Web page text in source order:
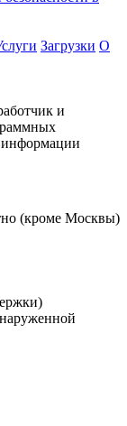
Загрузки О
и
информации
(кроме Москвы)